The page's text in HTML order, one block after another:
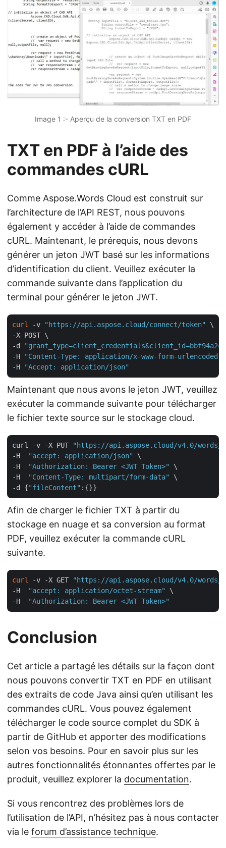
Image 1 :- Aperçu de la conversion TXT en PDF
TXT en PDF à l’aide des
commandes cURL
Comme Aspose.Words Cloud est construit sur
l’architecture de l’API REST, nous pouvons
également y accéder à l’aide de commandes
cURL. Maintenant, le prérequis, nous devons
générer un jeton JWT basé sur les informations
d’identification du client. Veuillez exécuter la
commande suivante dans l’application du
terminal pour générer le jeton JWT.
curl -v "https://api.aspose.cloud/connect/token"
\
-X POST \
-d
"grant_type=client_credentials&client_id=bbf94a2c-
-H
"Content-Type: application/x-www-form-urlencoded"
-H
"Accept: application/json"
Maintenant que nous avons le jeton JWT, veuillez
exécuter la commande suivante pour télécharger
le fichier texte source sur le stockage cloud.
curl -v -X PUT
"https://api.aspose.cloud/v4.0/
-H
"accept: application/json"
\
-H
"Authorization: Bearer <JWT Token>"
\
-H
"Content-Type: multipart/form-data"
\
-d {"fileContent"
Afin de charger le fichier TXT à partir du
stockage en nuage et sa conversion au format
PDF, veuillez exécuter la commande cURL
suivante.
curl -v -X GET
"https://api.aspose.cloud/v4.0/words/
-H
"accept: application/octet-stream"
\
-H
"Authorization: Bearer <JWT Token>"
Conclusion
Cet article a partagé les détails sur la façon dont
nous pouvons convertir TXT en PDF en utilisant
des extraits de code Java ainsi qu’en utilisant les
commandes cURL. Vous pouvez également
télécharger le code source complet du SDK à
partir de GitHub et apporter des modifications
selon vos besoins. Pour en savoir plus sur les
autres fonctionnalités étonnantes offertes par le
produit, veuillez explorer la documentation.
Si vous rencontrez des problèmes lors de
l’utilisation de l’API, n’hésitez pas à nous contacter
via le forum d’assistance technique.